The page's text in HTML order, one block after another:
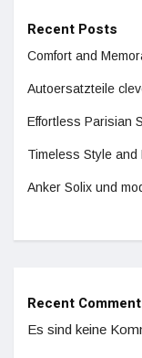
Recent Posts
Comfort and
Autoersatzteile
Effortless Parisian
Timeless Style and
Anker Solix und
Recent
Es sind keine